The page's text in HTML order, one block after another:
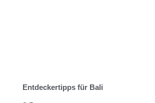
Entdeckertipps für Bali